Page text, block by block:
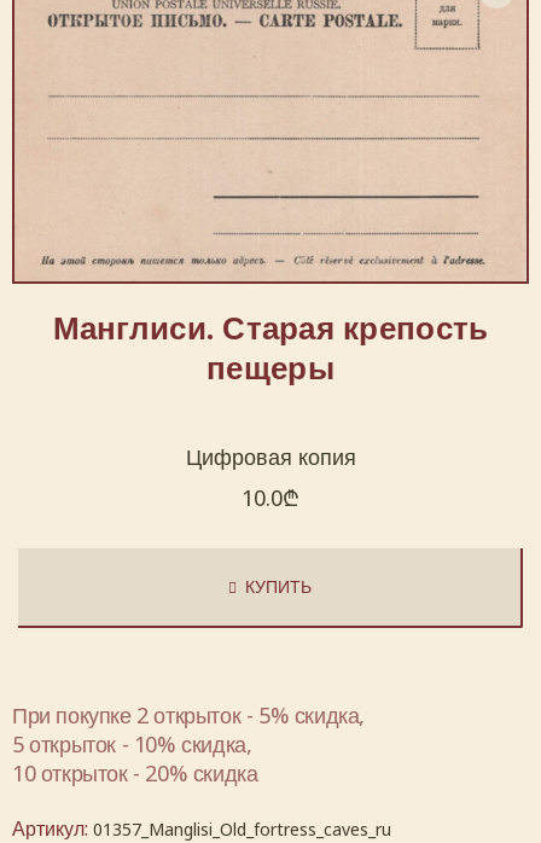
Манглиси. Старая крепость
пещеры
Цифровая копия
10.0₾
КУПИТЬ
При покупке 2 открыток - 5% скидка,
5 открыток - 10% скидка,
10 открыток - 20% скидка
Артикул: 01357_Manglisi_Old_fortress_caves_ru